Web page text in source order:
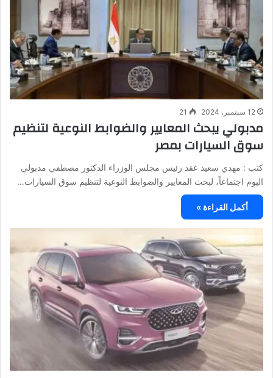
12 سبتمبر، 2024 21
مدبولي يبحث المعايير والضوابط النوعية لتنظيم
سوق السيارات بمصر
كتب : مهدي سعيد عقد رئيس مجلس الوزراء الدكتور مصطفي مدبولي
اليوم اجتماعاً، لبحث المعايير والضوابط النوعية لتنظيم سوق السيارات…
أكمل القراءة »